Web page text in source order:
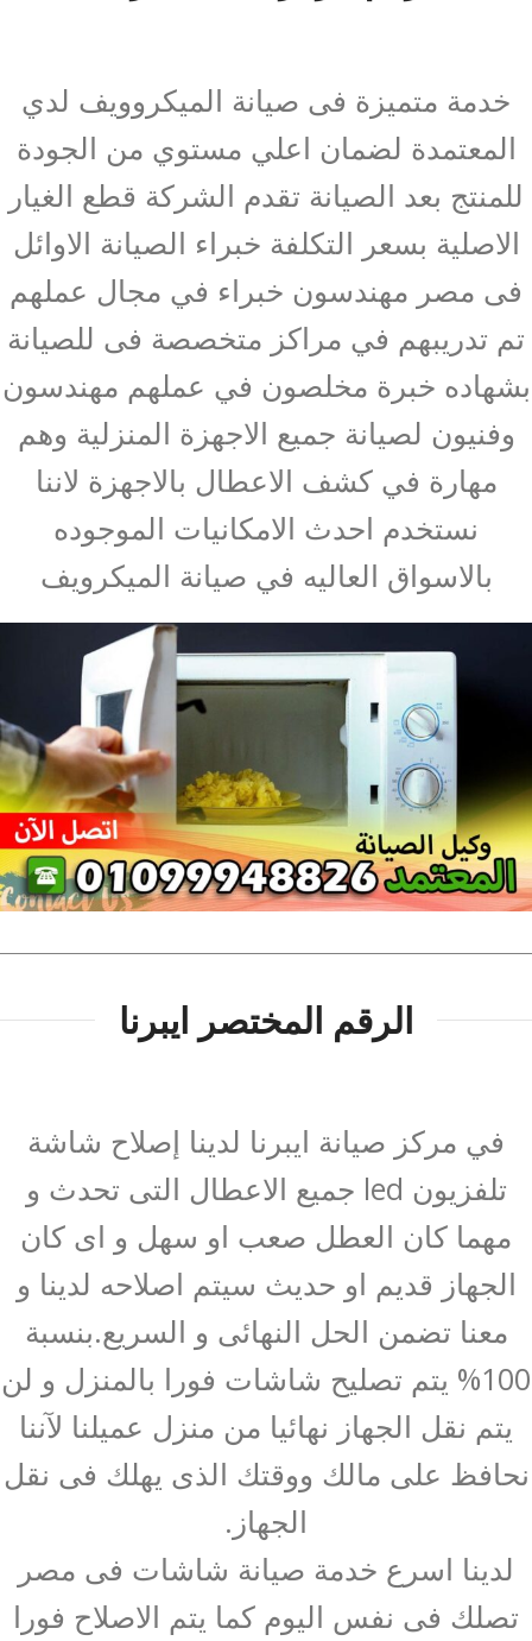
خدمة متميزة فى صيانة الميكروويف لدي
المعتمدة لضمان اعلي مستوي من الجودة
للمنتج بعد الصيانة تقدم الشركة قطع الغيار
الاصلية بسعر التكلفة خبراء الصيانة الاوائل
فى مصر مهندسون خبراء في مجال عملهم
تم تدريبهم في مراكز متخصصة فى للصيانة
بشهاده خبرة مخلصون في عملهم مهندسون
وفنيون لصيانة جميع الاجهزة المنزلية وهم
مهارة في كشف الاعطال بالاجهزة لاننا
نستخدم احدث الامكانيات الموجوده
بالاسواق العاليه في صيانة الميكرويف
الرقم المختصر ايبرنا
في مركز صيانة ايبرنا لدينا إصلاح شاشة
تلفزيون led جميع الاعطال التى تحدث و
مهما كان العطل صعب او سهل و اى كان
الجهاز قديم او حديث سيتم اصلاحه لدينا و
معنا تضمن الحل النهائى و السريع.بنسبة
100% يتم تصليح شاشات فورا بالمنزل و لن
يتم نقل الجهاز نهائيا من منزل عميلنا لآننا
نحافظ على مالك ووقتك الذى يهلك فى نقل
الجهاز.
لدينا اسرع خدمة صيانة شاشات فى مصر
تصلك فى نفس اليوم كما يتم الاصلاح فورا